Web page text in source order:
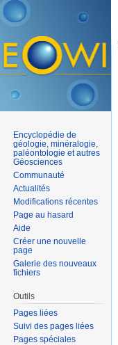
Encyclopédie de
géologie, minéralogie,
paléontologie et autres
Géosciences
Communauté
Actualités
Modifications récentes
Page au hasard
Aide
Créer une nouvelle
page
Galerie des nouveaux
fichiers
Outils
Pages liées
Suivi des pages liées
Pages spéciales